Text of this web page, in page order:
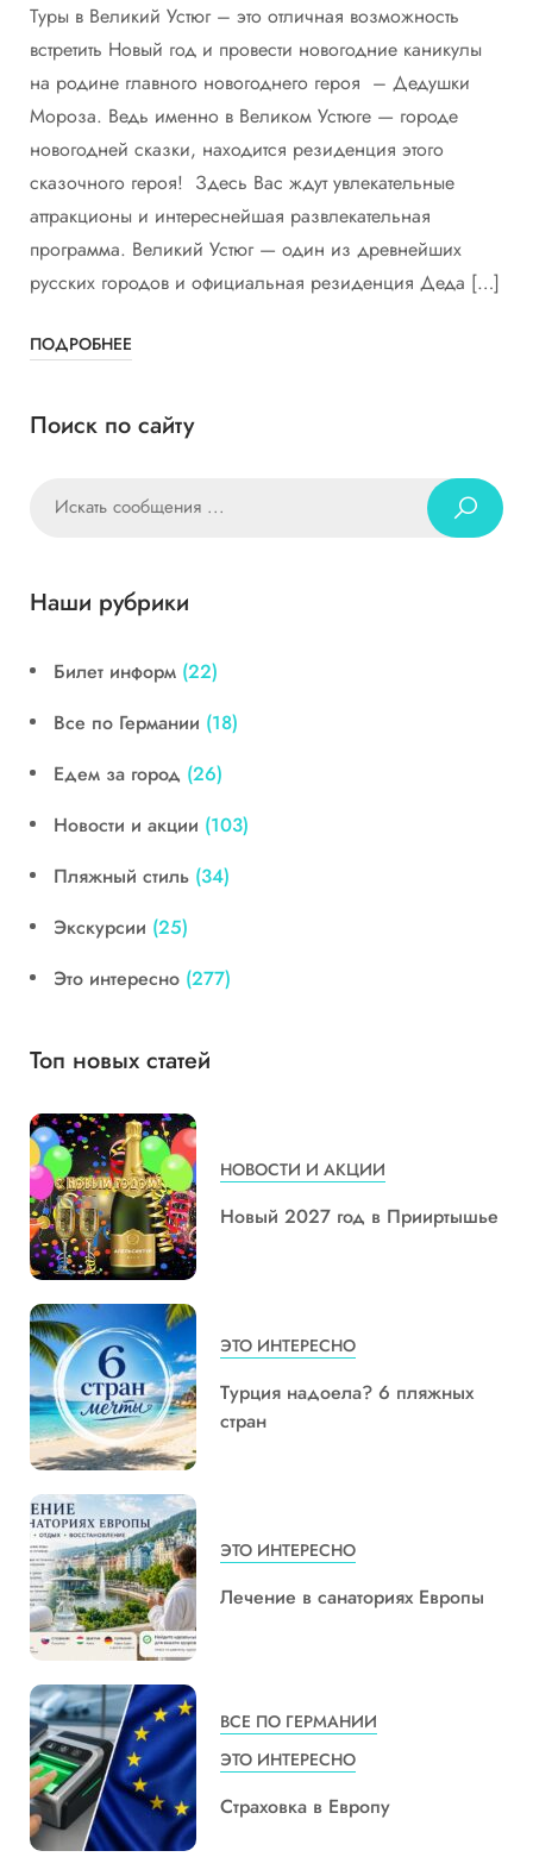
Туры в Великий Устюг – это отличная возможность
встретить Новый год и провести новогодние каникулы
на родине главного новогоднего героя – Дедушки
Мороза. Ведь именно в Великом Устюге — городе
новогодней сказки, находится резиденция этого
сказочного героя! Здесь Вас ждут увлекательные
аттракционы и интереснейшая развлекательная
программа. Великий Устюг — один из древнейших
русских городов и официальная резиденция Деда […]
ПОДРОБНЕЕ
Поиск по сайту
Наши рубрики
Билет информ (22)
Все по Германии (18)
Едем за город (26)
Новости и акции (103)
Пляжный стиль (34)
Экскурсии (25)
Это интересно (277)
Топ новых статей
НОВОСТИ И АКЦИИ
Новый 2027 год в Прииртышье
ЭТО ИНТЕРЕСНО
Турция надоела? 6 пляжных
стран
ЭТО ИНТЕРЕСНО
Лечение в санаториях Европы
ВСЕ ПО ГЕРМАНИИ
ЭТО ИНТЕРЕСНО
Страховка в Европу